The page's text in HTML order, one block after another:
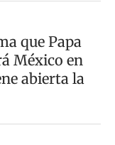
que Papa
México en
abierta la